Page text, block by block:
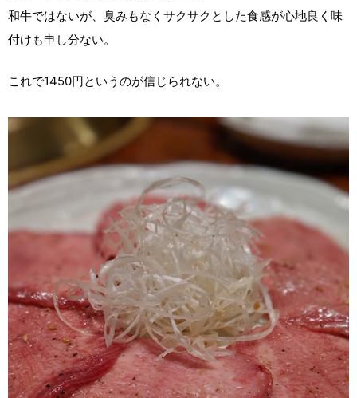
和牛ではないが、臭みもなくサクサクとした食感が心地良く味
付けも申し分ない。
これで1450円というのが信じられない。